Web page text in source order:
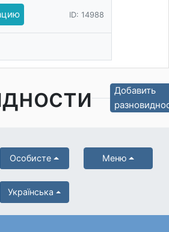
ID: 14988
Добавить
Особисте Меню
Українська